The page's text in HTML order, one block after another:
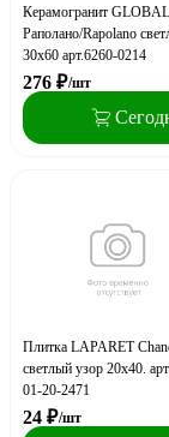
Керамогранит
Раполано/Rapolano
30x60 арт.6260-0214
276 ₽/шт
Плитка LAPARET
светлый узор 20х40.
01-20-2471
24 ₽/шт